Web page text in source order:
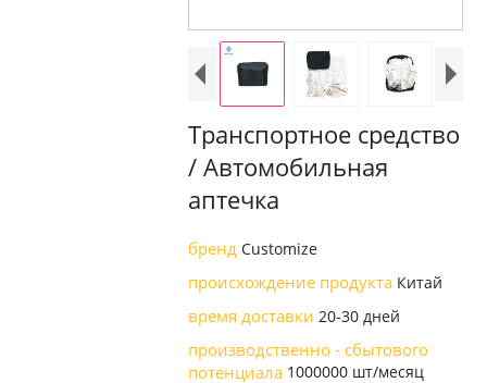
Транспортное средство
/ Автомобильная
аптечка
бренд Customize
происхождение продукта Китай
время доставки 20-30 дней
производственно - сбытового
потенциала 1000000 шт/месяц